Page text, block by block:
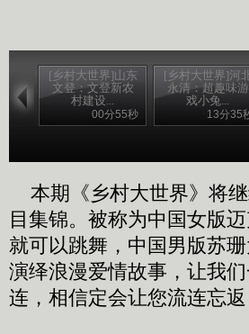
[乡村大世界]山东
文登：文登新农
村建设...
00分55秒
[乡村大世界]河
永清：超趣味游
戏小兔...
13分35
本期《乡村大世界》将
目集锦。被称为中国女版
就可以跳舞，中国男版苏
演绎浪漫爱情故事，让我
连，相信定会让您流连忘返